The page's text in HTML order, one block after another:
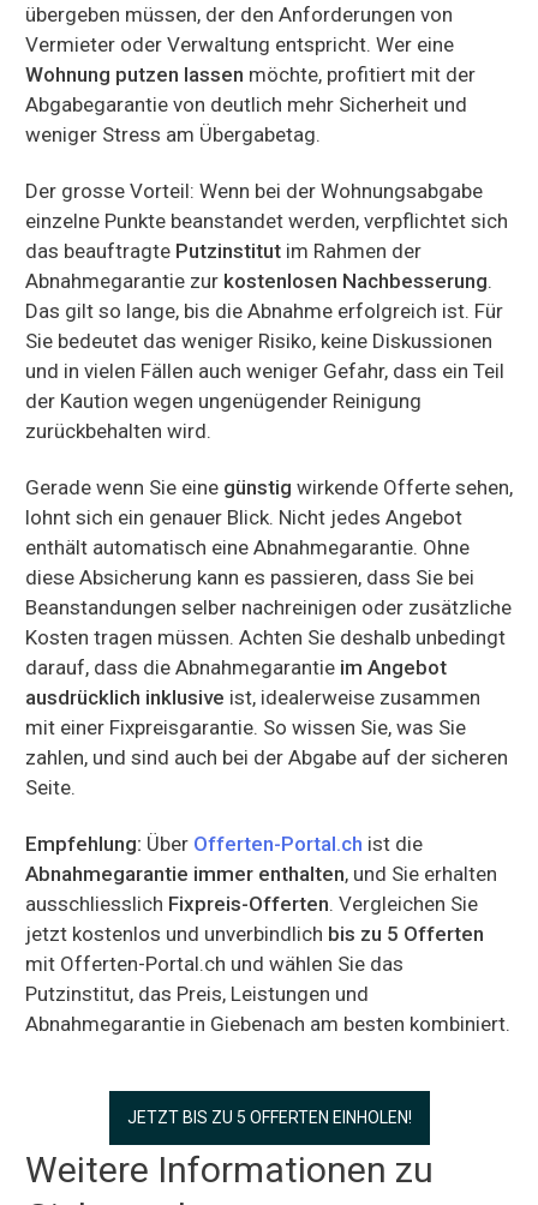
übergeben müssen, der den Anforderungen von
Vermieter oder Verwaltung entspricht. Wer eine
Wohnung putzen lassen möchte, profitiert mit der
Abgabegarantie von deutlich mehr Sicherheit und
weniger Stress am Übergabetag.
Der grosse Vorteil: Wenn bei der Wohnungsabgabe
einzelne Punkte beanstandet werden, verpflichtet sich
das beauftragte Putzinstitut im Rahmen der
Abnahmegarantie zur kostenlosen Nachbesserung.
Das gilt so lange, bis die Abnahme erfolgreich ist. Für
Sie bedeutet das weniger Risiko, keine Diskussionen
und in vielen Fällen auch weniger Gefahr, dass ein Teil
der Kaution wegen ungenügender Reinigung
zurückbehalten wird.
Gerade wenn Sie eine günstig wirkende Offerte sehen,
lohnt sich ein genauer Blick. Nicht jedes Angebot
enthält automatisch eine Abnahmegarantie. Ohne
diese Absicherung kann es passieren, dass Sie bei
Beanstandungen selber nachreinigen oder zusätzliche
Kosten tragen müssen. Achten Sie deshalb unbedingt
darauf, dass die Abnahmegarantie im Angebot
ausdrücklich inklusive ist, idealerweise zusammen
mit einer Fixpreisgarantie. So wissen Sie, was Sie
zahlen, und sind auch bei der Abgabe auf der sicheren
Seite.
Empfehlung: Über Offerten-Portal.ch ist die
Abnahmegarantie immer enthalten, und Sie erhalten
ausschliesslich Fixpreis-Offerten. Vergleichen Sie
jetzt kostenlos und unverbindlich bis zu 5 Offerten
mit Offerten-Portal.ch und wählen Sie das
Putzinstitut, das Preis, Leistungen und
Abnahmegarantie in Giebenach am besten kombiniert.
JETZT BIS ZU 5 OFFERTEN EINHOLEN!
Weitere Informationen zu